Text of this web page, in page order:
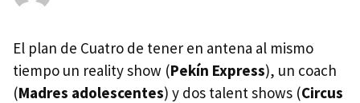
El plan de Cuatro de tener en antena al mismo
tiempo un reality show (Pekín Express), un coach
(Madres adolescentes) y dos talent shows (Circus